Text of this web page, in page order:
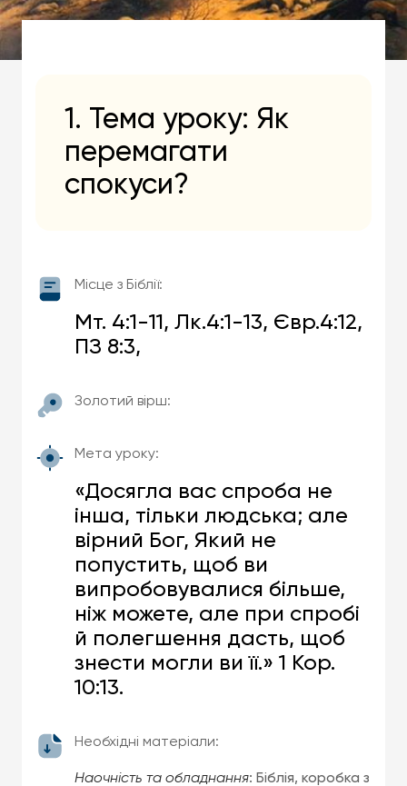
1. Тема уроку: Як
перемагати
спокуси?
Місце з Біблії:
Мт. 4:1-11, Лк.4:1-13, Євр.4:12,
ПЗ 8:3,
Золотий вірш:
Мета уроку:
«Досягла вас спроба не
інша, тільки людська; але
вірний Бог, Який не
попустить, щоб ви
випробовувалися більше,
ніж можете, але при спробі
й полегшення дасть, щоб
знести могли ви її.» 1 Кор.
10:13.
Необхідні матеріали:
Наочність та обладнання: Біблія, коробка з